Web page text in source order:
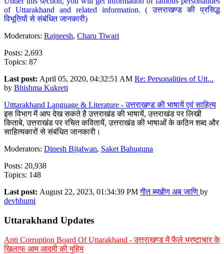
of Uttarakhand and related information. ( उत्तराखण्ड की प्रसिद्ध
विभूतियों से संबंधित जानकारी)
Moderators: Rajneesh, Charu Tiwari
Posts: 2,693
Topics: 87
Last post: April 05, 2020, 04:32:51 AM Re: Personalities of Utt...
by Bhishma Kukreti
Utttarakhand Language & Literature - उत्तराखण्ड की भाषायें एवं साहित्य
इस विभाग में आप देख सकते है उत्तराखंड की भाषायें, उत्तराखंड पर लिखी
किताबे, उत्तराखंड पर रचित कवितायें, उत्तराखंड की भाषाओं के कठिन शब्द और
साहित्यकारों से संबंधित जानकारी।
Moderators: Dinesh Bijalwan, Saket Bahuguna
Posts: 20,938
Topics: 148
Last post: August 22, 2023, 01:34:39 PMगीत ब्य्खोंण अब जाणि by
devbhumi
Uttarakhand Updates
Anti Corruption Board Of Uttarakhand - उत्तराखण्ड में फैले भ्रष्टाचार के
खिलाफ आम आदमी की मुहिम